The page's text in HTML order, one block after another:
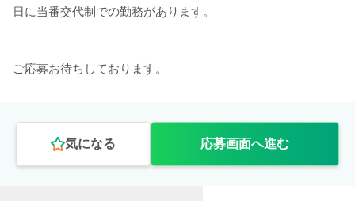
日に当番交代制での勤務があります。
ご応募お待ちしております。
気になる 応募画面へ進む